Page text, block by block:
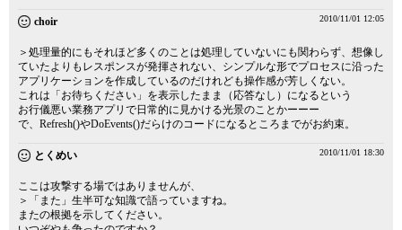
choir 2010/11/01 12:05
＞処理量的にもそれほど多くのことは処理していないにも関わらず、想像し
ていたよりもレスポンスが発揮されない、シンプルな形でプロセスに沿った
アプリケーションを作成しているのだけれども操作感が芳しくない。
これは「お待ちください」を表示したまま（応答なし）になるという
お行儀悪い業務アプリで日常的に見かける光景のことかーーー
で、Refresh()やDoEvents()だらけのコードになるところまでがお約束。
とくめい 2010/11/01 18:30
ここは攻撃する場ではありませんが、
＞「また」生半可な知識で語っていますね。
またの根拠を示してください。